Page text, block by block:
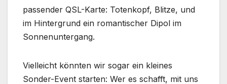
passender QSL-Karte: Totenkopf, Blitze, und
im Hintergrund ein romantischer Dipol im
Sonnenuntergang.
Vielleicht könnten wir sogar ein kleines
Sonder-Event starten: Wer es schafft, mit uns